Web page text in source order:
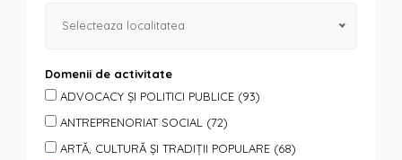
Selecteaza localitatea
Domenii de activitate
ADVOCACY ȘI POLITICI PUBLICE (93)
ANTREPRENORIAT SOCIAL (72)
ARTĂ, CULTURĂ ȘI TRADIȚII POPULARE (68)